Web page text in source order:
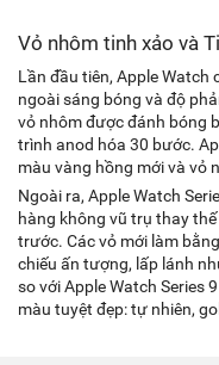
Vỏ nhôm tinh xảo và
Lần đầu tiên, Apple Watch
ngoài sáng bóng và độ
vỏ nhôm được đánh bóng
trình anod hóa 30 bước.
màu vàng hồng mới và vỏ
Ngoài ra, Apple Watch
hàng không vũ trụ thay
trước. Các vỏ mới làm
chiếu ấn tượng, lấp lánh
so với Apple Watch Series
màu tuyệt đẹp: tự nhiên,